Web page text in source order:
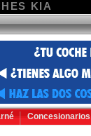
KIA
Concesionarios